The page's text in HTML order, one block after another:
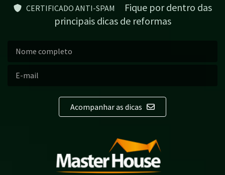
CERTIFICADO ANTI-SPAM
Fique por dentro das
principais dicas de reformas
Acompanhar as dicas